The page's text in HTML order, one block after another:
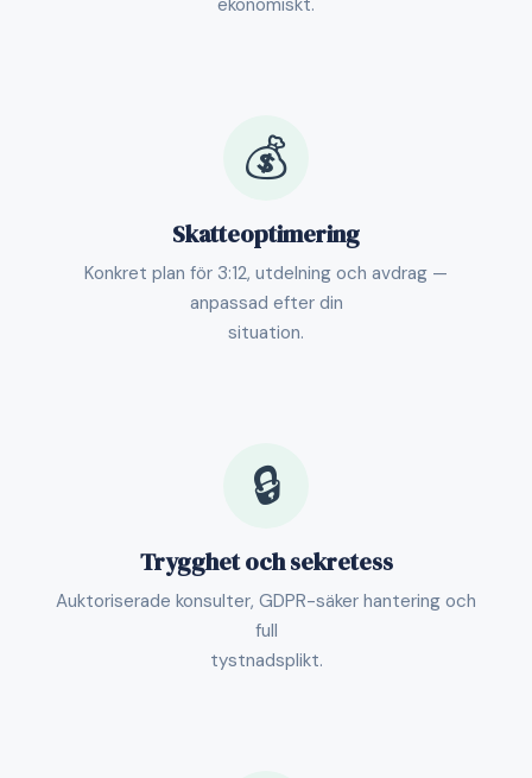
ekonomiskt.
💰
Skatteoptimering
Konkret plan för 3:12, utdelning och avdrag —
anpassad efter din
situation.
🔒
Trygghet och sekretess
Auktoriserade konsulter, GDPR-säker hantering och
full
tystnadsplikt.